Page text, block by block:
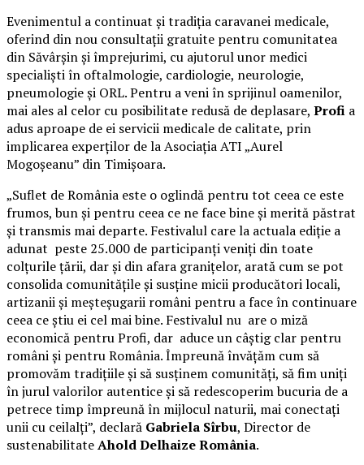
Evenimentul a continuat și tradiția caravanei medicale,
oferind din nou consultații gratuite pentru comunitatea
din Săvârșin și împrejurimi, cu ajutorul unor medici
specialiști în oftalmologie, cardiologie, neurologie,
pneumologie și ORL. Pentru a veni în sprijinul oamenilor,
mai ales al celor cu posibilitate redusă de deplasare, Profi a
adus aproape de ei servicii medicale de calitate, prin
implicarea experților de la Asociația ATI „Aurel
Mogoșeanu” din Timișoara.
„Suflet de România este o oglindă pentru tot ceea ce este
frumos, bun și pentru ceea ce ne face bine și merită păstrat
și transmis mai departe. Festivalul care la actuala ediție a
adunat peste 25.000 de participanți veniți din toate
colțurile țării, dar și din afara granițelor, arată cum se pot
consolida comunitățile și susține micii producători locali,
artizanii și meșteșugarii români pentru a face în continuare
ceea ce știu ei cel mai bine. Festivalul nu are o miză
economică pentru Profi, dar aduce un câștig clar pentru
români și pentru România. Împreună învățăm cum să
promovăm tradițiile și să susținem comunități, să fim uniți
în jurul valorilor autentice și să redescoperim bucuria de a
petrece timp împreună în mijlocul naturii, mai conectați
unii cu ceilalți”, declară Gabriela Sîrbu, Director de
sustenabilitateAhold Delhaize România.